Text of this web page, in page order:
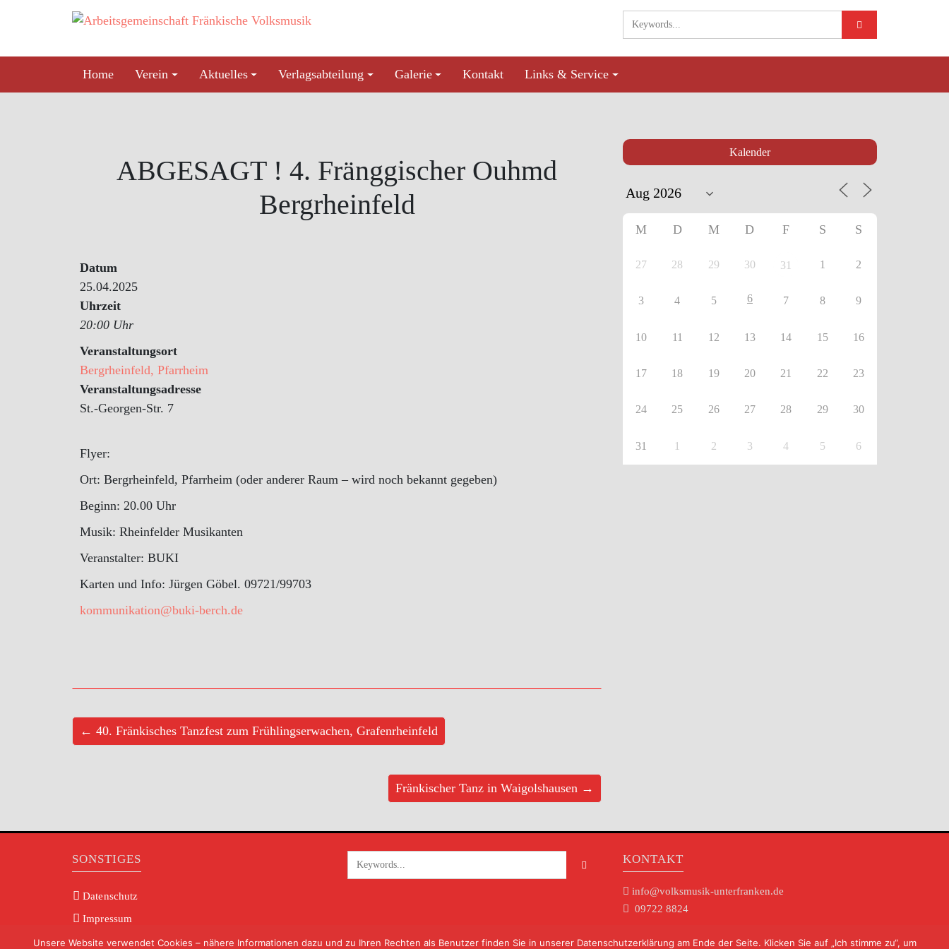
Home
Verein Aktuelles Verlagsabteilung Galerie Kontakt Links & Service
ABGESAGT ! 4. Fränggischer Ouhmd
Bergrheinfeld
Datum
25.04.2025
Uhrzeit
20:00 Uhr
Veranstaltungsort
Bergrheinfeld, Pfarrheim
Veranstaltungsadresse
St.-Georgen-Str. 7
Flyer:
Ort: Bergrheinfeld, Pfarrheim (oder anderer Raum – wird noch bekannt gegeben)
Beginn: 20.00 Uhr
Musik: Rheinfelder Musikanten
Veranstalter: BUKI
Karten und Info: Jürgen Göbel. 09721/99703
kommunikation@buki-berch.de
← 40. Fränkisches Tanzfest zum Frühlingserwachen, Grafenrheinfeld
Fränkischer Tanz in Waigolshausen →
Kalender
M D M D F S S
27 28 29 30 31 1 2
3 4 5 6 7 8 9
10 11 12 13 14 15 16
17 18 19 20 21 22 23
24 25 26 27 28 29 30
31 1 2 3 4 5 6
SONSTIGES
Datenschutz
Impressum
AGB’s
KONTAKT
info@volksmusik-unterfranken.de
09722 8824
Unsere Website verwendet Cookies – nähere Informationen dazu und zu Ihren Rechten als Benutzer finden Sie in unserer Datenschutzerklärung am Ende der Seite. Klicken Sie auf „Ich stimme zu“, um